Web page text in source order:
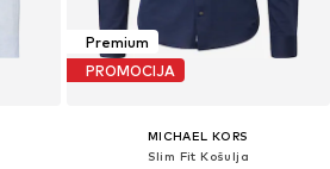
Premium
PROMOCIJA
MICHAEL KORS
Slim Fit Košulja